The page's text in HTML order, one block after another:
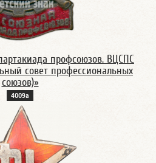
профсоюзов. ВЦСПС
совет профессиональных
союзов)»
4009а